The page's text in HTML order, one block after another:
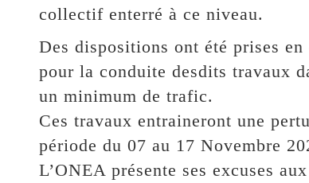
collectif enterré à ce niveau.
Des dispositions ont été prises
pour la conduite desdits travaux
un minimum de trafic.
Ces travaux entraineront une
période du 07 au 17 Novembre
L’ONEA présente ses excuses